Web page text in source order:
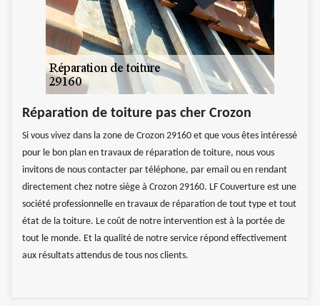
Réparation de toiture pas cher Crozon
Si vous vivez dans la zone de Crozon 29160 et que vous êtes intéressé
pour le bon plan en travaux de réparation de toiture, nous vous
invitons de nous contacter par téléphone, par email ou en rendant
directement chez notre siège à Crozon 29160. LF Couverture est une
société professionnelle en travaux de réparation de tout type et tout
état de la toiture. Le coût de notre intervention est à la portée de
tout le monde. Et la qualité de notre service répond effectivement
aux résultats attendus de tous nos clients.